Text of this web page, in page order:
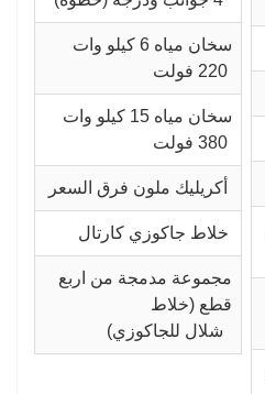
سخان مياه 6 كيلو وات
سخان مياه 15 كيلو وات
خلاط جاكوزي كارتال
مجموعة مدمجة من اربع
قطع (خلاط